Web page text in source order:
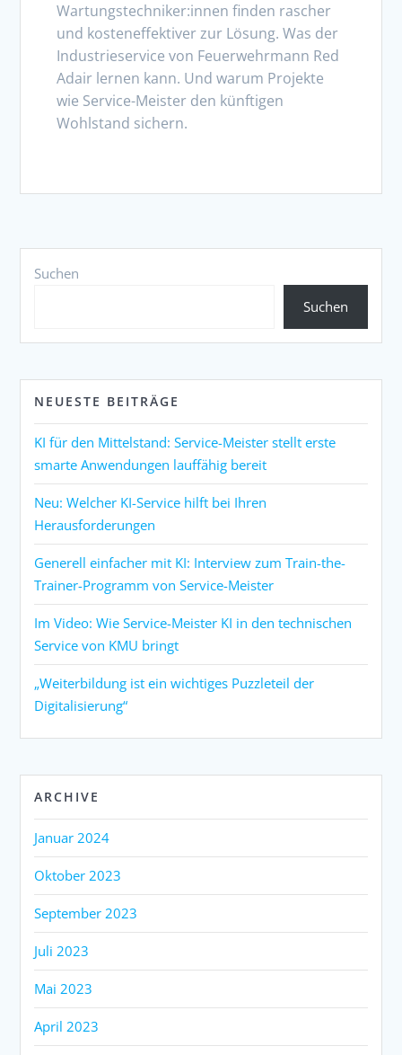
Wartungstechniker:innen finden rascher
und kosteneffektiver zur Lösung. Was der
Industrieservice von Feuerwehrmann Red
Adair lernen kann. Und warum Projekte
wie Service-Meister den künftigen
Wohlstand sichern.
Suchen
Suchen
NEUESTE BEITRÄGE
KI für den Mittelstand: Service-Meister stellt erste
smarte Anwendungen lauffähig bereit
Neu: Welcher KI-Service hilft bei Ihren
Herausforderungen
Generell einfacher mit KI: Interview zum Train-the-
Trainer-Programm von Service-Meister
Im Video: Wie Service-Meister KI in den technischen
Service von KMU bringt
„Weiterbildung ist ein wichtiges Puzzleteil der
Digitalisierung“
ARCHIVE
Januar 2024
Oktober 2023
September 2023
Juli 2023
Mai 2023
April 2023